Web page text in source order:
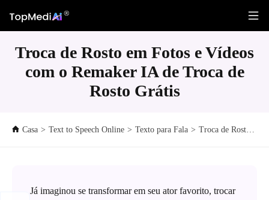
Troca de Rosto em Fotos e Vídeos
com o Remaker IA de Troca de
Rosto Grátis
Casa > Text to Speech Online > Texto para Fala > Troca de Rosto em Fotos e Vídeos com o Remaker IA de Troca de Rosto Grátis
Já imaginou se transformar em seu ator favorito, trocar